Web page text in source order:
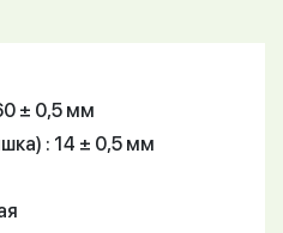
± 0,5 мм
: 14 ± 0,5 мм